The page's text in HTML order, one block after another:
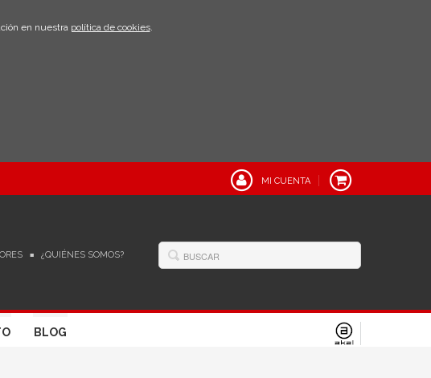
en nuestra política de cookies.
MI CUENTA
¿QUIÉNES SOMOS?
BLOG